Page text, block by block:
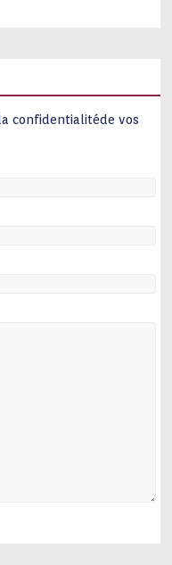
confidentialitéde vos